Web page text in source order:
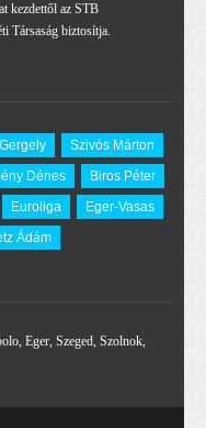
kezdettől az STB
Társaság biztosítja.
Szivós Márton
Dénes
Biros Péter
Euroliga
Eger-Vasas
Ádám
, Eger, Szeged, Szolnok,